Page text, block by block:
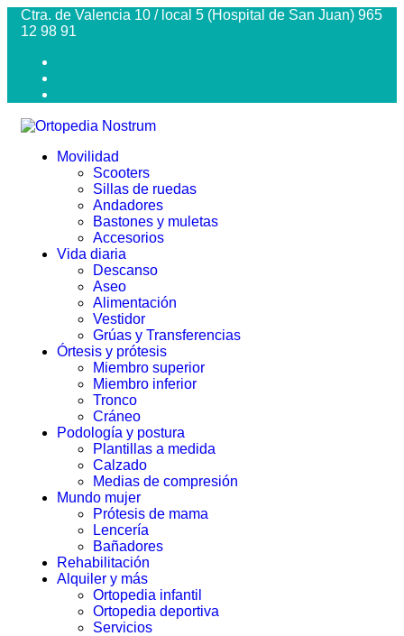
Ctra. de Valencia 10 / local 5 (Hospital de San Juan) 965
12 98 91
Movilidad
Scooters
Sillas de ruedas
Andadores
Bastones y muletas
Accesorios
Vida diaria
Descanso
Aseo
Alimentación
Vestidor
Grúas y Transferencias
Órtesis y prótesis
Miembro superior
Miembro inferior
Tronco
Cráneo
Podología y postura
Plantillas a medida
Calzado
Medias de compresión
Mundo mujer
Prótesis de mama
Lencería
Bañadores
Rehabilitación
Alquiler y más
Ortopedia infantil
Ortopedia deportiva
Servicios